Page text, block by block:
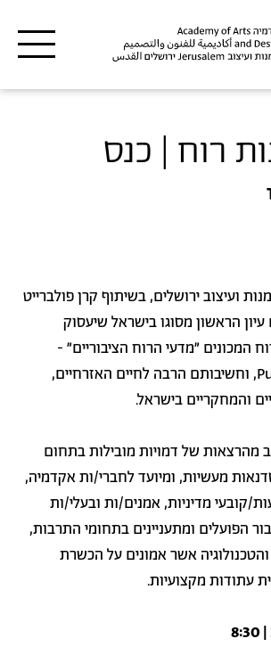
רוח | כנס
ועיצוב ירושלים, בשיתוף קרן פולברייט
עיון הראשון מסוגו בישראל שיעסוק
המכונים "מדעי הרוח הציבוריים" -
Public Humanities, וחשיבותם הרבה לחיים האזרחיים,
והמחקריים בישראל.
מהרצאות של דמויות מובילות בתחום
מעשיות, ומיועד לחברי/ות אקדמיה,
קובעי מדיניות, אמנים/ות ובעלי/ות
הפועלים ומתעניינים בתחומי התרבות,
אשר אמונים על הכשרת
עתודות מקצועיות.